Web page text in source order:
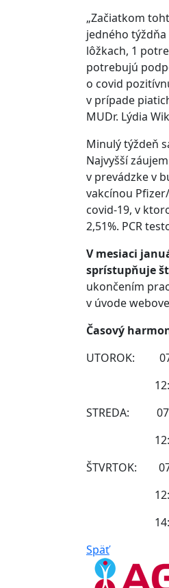
„Začiatkom
jedného
lôžkach, 1
potrebujú
o covid
v prípade
MUDr. Lýdia
Minulý týždeň
Najvyšší
v prevádzke v
vakcínou
covid-19, v
2,51%. PCR
V mesiaci
sprístupňuje
ukončením
v úvode
Časový
UTOROK:
12:30 –
STREDA:
12:30 –
ŠTVRTOK:
12:30 –
14:30 –
Späť